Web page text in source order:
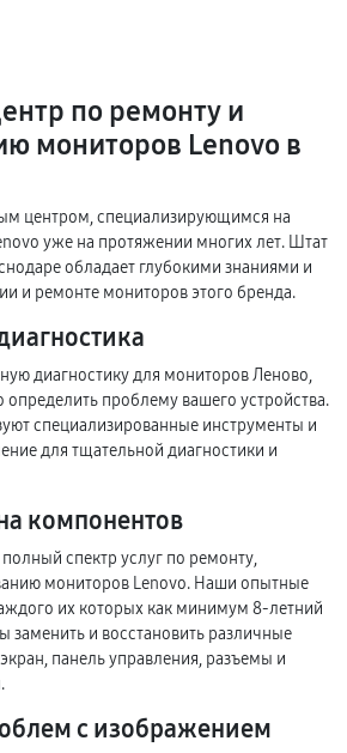
по ремонту и
мониторов Lenovo в
центром, специализирующимся на
уже на протяжении многих лет. Штат
обладает глубокими знаниями и
и ремонте мониторов этого бренда.
диагностику для мониторов Леново,
определить проблему вашего устройства.
специализированные инструменты и
для тщательной диагностики и
компонентов
спектр услуг по ремонту,
мониторов Lenovo. Наши опытные
их которых как минимум 8-летний
заменить и восстановить различные
панель управления, разъемы и
с изображением